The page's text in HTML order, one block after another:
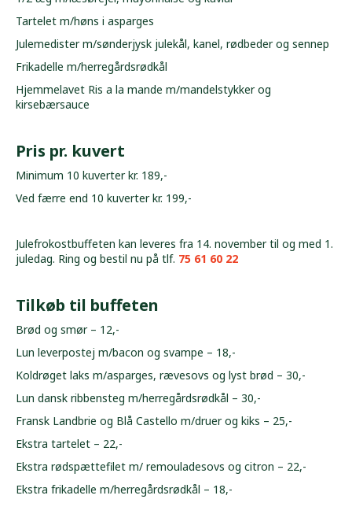
Tartelet m/høns i asparges
Julemedister m/sønderjysk julekål, kanel, rødbeder og sennep
Frikadelle m/herregårdsrødkål
Hjemmelavet Ris a la mande m/mandelstykker og
kirsebærsauce
Pris pr. kuvert
Minimum 10 kuverter kr. 189,-
Ved færre end 10 kuverter kr. 199,-
Julefrokostbuffeten kan leveres fra 14. november til og med 1.
juledag. Ring og bestil nu på tlf. 75 61 60 22
Tilkøb til buffeten
Brød og smør – 12,-
Lun leverpostej m/bacon og svampe – 18,-
Koldrøget laks m/asparges, rævesovs og lyst brød – 30,-
Lun dansk ribbensteg m/herregårdsrødkål – 30,-
Fransk Landbrie og Blå Castello m/druer og kiks – 25,-
Ekstra tartelet – 22,-
Ekstra rødspættefilet m/ remouladesovs og citron – 22,-
Ekstra frikadelle m/herregårdsrødkål – 18,-